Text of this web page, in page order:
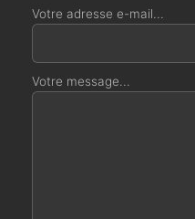
Votre adresse e-mail...
Votre message...